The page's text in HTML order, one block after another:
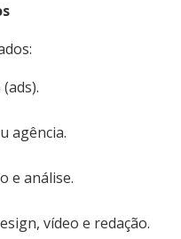
agência.
e análise.
vídeo e redação.